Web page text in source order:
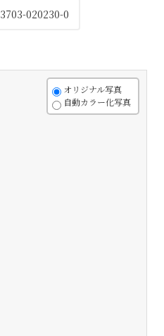
3703-020230-0
オリジナル写真
自動カラー化写真